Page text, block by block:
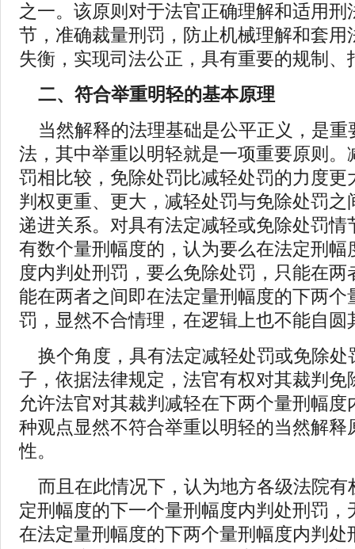
之一。该原则对于法官正确理解和适用刑
节，准确裁量刑罚，防止机械理解和套用
失衡，实现司法公正，具有重要的规制、
二、符合举重明轻的基本原理
当然解释的法理基础是公平正义，是重
法，其中举重以明轻就是一项重要原则。
罚相比较，免除处罚比减轻处罚的力度更
判权更重、更大，减轻处罚与免除处罚之
递进关系。对具有法定减轻或免除处罚情
有数个量刑幅度的，认为要么在法定刑幅
度内判处刑罚，要么免除处罚，只能在两
能在两者之间即在法定量刑幅度的下两个
罚，显然不合情理，在逻辑上也不能自圆
换个角度，具有法定减轻处罚或免除处
子，依据法律规定，法官有权对其裁判免
允许法官对其裁判减轻在下两个量刑幅度
种观点显然不符合举重以明轻的当然解释
性。
而且在此情况下，认为地方各级法院有
定刑幅度的下一个量刑幅度内判处刑罚，
在法定量刑幅度的下两个量刑幅度内判处